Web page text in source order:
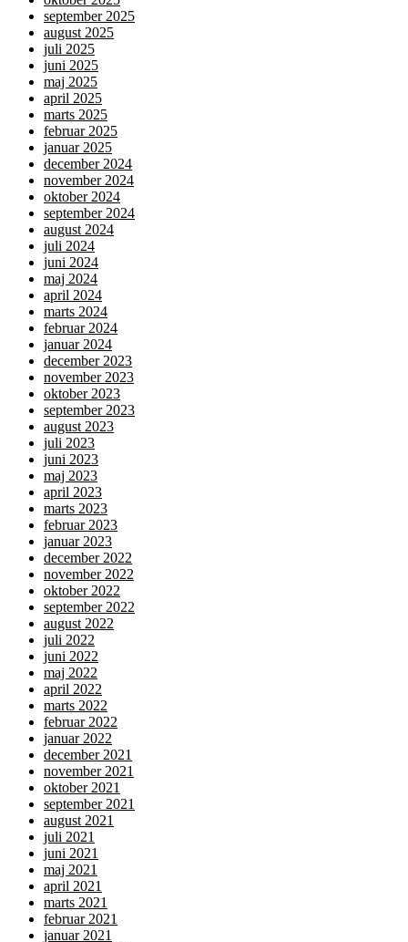
september 2025
august 2025
juli 2025
juni 2025
maj 2025
april 2025
marts 2025
februar 2025
januar 2025
december 2024
november 2024
oktober 2024
september 2024
august 2024
juli 2024
juni 2024
maj 2024
april 2024
marts 2024
februar 2024
januar 2024
december 2023
november 2023
oktober 2023
september 2023
august 2023
juli 2023
juni 2023
maj 2023
april 2023
marts 2023
februar 2023
januar 2023
december 2022
november 2022
oktober 2022
september 2022
august 2022
juli 2022
juni 2022
maj 2022
april 2022
marts 2022
februar 2022
januar 2022
december 2021
november 2021
oktober 2021
september 2021
august 2021
juli 2021
juni 2021
maj 2021
april 2021
marts 2021
februar 2021
januar 2021